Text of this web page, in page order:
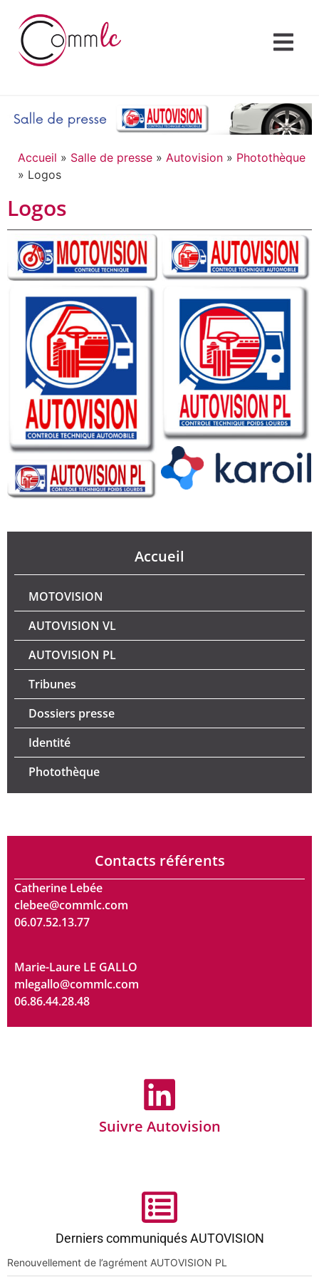
Accueil » Salle de presse » Autovision » Photothèque
» Logos
Accueil
MOTOVISION
AUTOVISION VL
AUTOVISION PL
Tribunes
Dossiers presse
Identité
Photothèque
Contacts référents
Catherine Lebée
clebee@commlc.com
06.07.52.13.77
Marie-Laure LE GALLO
mlegallo@commlc.com
06.86.44.28.48
Suivre Autovision
Logos
Derniers communiqués AUTOVISION
Renouvellement de l’agrément AUTOVISION PL